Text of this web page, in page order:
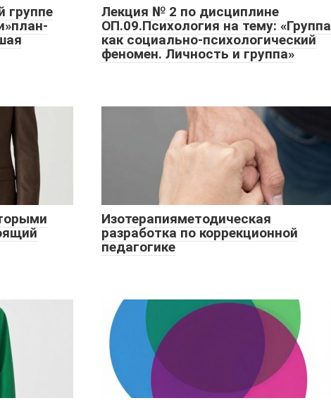
группе
Лекция № 2 по дисциплине
ОП.09.Психология на тему: «Группа
как социально-психологический
феномен. Личность и группа»
Изотерапияметодическая
разработка по коррекционной
педагогике